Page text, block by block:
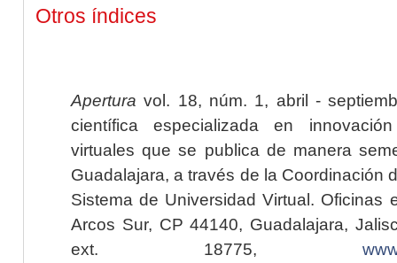
Otros índices
Apertura vol. 18, núm. 1, abril -
científica especializada en
virtuales que se publica de manera
Guadalajara, a través de la Coordinación
Sistema de Universidad Virtual. Oficinas
Arcos Sur, CP 44140, Guadalajara,
ext. 18775,